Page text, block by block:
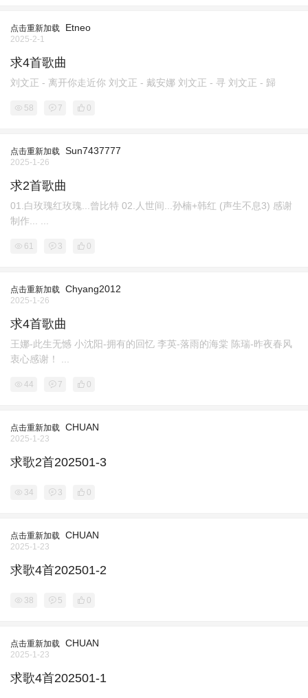
点击重新加载 Etneo
2025-2-1
求4首歌曲
刘文正 - 离开你走近你 刘文正 - 戴安娜 刘文正 - 寻 刘文正 - 歸
58 7 0
点击重新加载 Sun7437777
2025-1-26
求2首歌曲
01.白玫瑰红玫瑰...曾比特 02.人世间...孙楠+韩红 (声生不息3) 感谢
制作... ...
61 3 0
点击重新加载 Chyang2012
2025-1-26
求4首歌曲
王娜-此生无憾 小沈阳-拥有的回忆 李英-落雨的海棠 陈瑞-昨夜春风
衷心感谢！ ...
44 7 0
点击重新加载 CHUAN
2025-1-23
求歌2首202501-3
34 3 0
点击重新加载 CHUAN
2025-1-23
求歌4首202501-2
38 5 0
点击重新加载 CHUAN
2025-1-23
求歌4首202501-1